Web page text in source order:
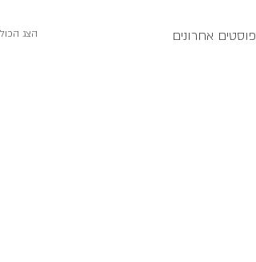
פוסטים אחרונים הצג הכול